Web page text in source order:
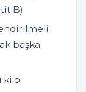
B)
başka
kilo